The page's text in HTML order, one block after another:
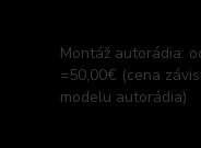
Montáž autorádia:
=50,00€ (cena
modelu autorádia)